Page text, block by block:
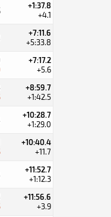
+1:37.8
+4.1
+7:11.6
+5:33.8
+7:17.2
+5.6
+8:59.7
+1:42.5
+10:28.7
+1:29.0
+10:40.4
+11.7
+11:52.7
+1:12.3
+11:56.6
+3.9